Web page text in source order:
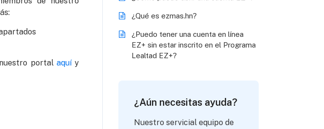
portal aquíy
¿Qué es ezmas.hn?
¿Puedo tener una cuenta en línea
EZ+ sin estar inscrito en el Programa
Lealtad EZ+?
¿Aún necesitas ayuda?
Nuestro servicial equipo de